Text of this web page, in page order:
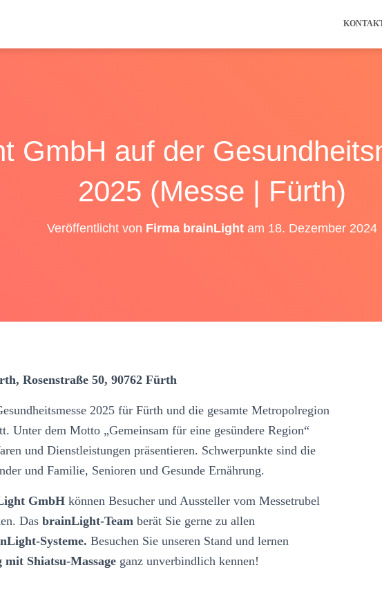
GmbH auf der
2025 (Messe | Fürth)
Veröffentlicht von Firma brainLight am 18. Dezember 2024
Rosenstraße 50, 90762 Fürth
2025 für Fürth und die gesamte Metropol­region
Unter dem Motto „Gemeinsam für eine gesündere Region“
und Dienst­leistungen präsentieren. Schwer­punkte sind die
und Familie, Senioren und Gesunde Ernährung.
GmbH können Besucher und Aussteller vom Messetrubel
Das brainLight-Team berät Sie gerne zu allen
Systeme. Besuchen Sie unseren Stand und lernen
Shiatsu-Massage ganz unverbindlich kennen!